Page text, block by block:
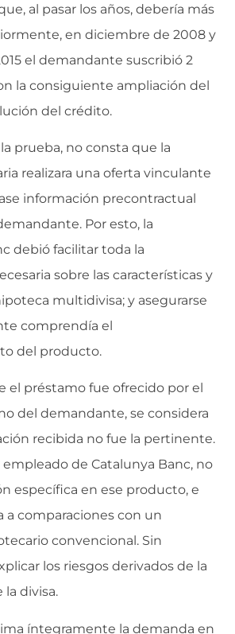
al pasar los años, debería más
en diciembre de 2008 y
el demandante suscribió 2
la consiguiente ampliación del
del crédito.
prueba, no consta que la
realizara una oferta vinculante
información precontractual
Por esto, la
debió facilitar toda la
sobre las características y
multidivisa; y asegurarse
comprendía el
del producto.
el préstamo fue ofrecido por el
del demandante, se considera
recibida no fue la pertinente.
de Catalunya Banc, no
específica en ese producto, e
a comparaciones con un
convencional. Sin
los riesgos derivados de la
divisa.
íntegramente la demanda en